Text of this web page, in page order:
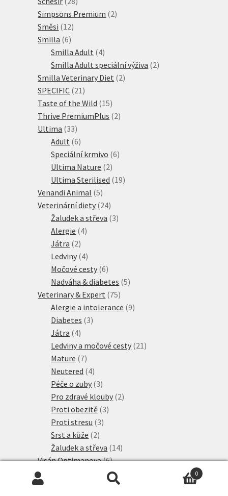
produktů
Simpsons Premium 22
Směsi 1212
Smilla 66
produktů
Smilla Adult 44
produkty
Smilla Adult speciální výživa 22
Smilla Veterinary Diet 22
SPECIFIC 21 21
produktů
Taste of the Wild 1515
produktů
Thrive PremiumPlus 22
Ultima 3333
produktů
Adult 66
produktů
Speciální krmivo 66
Ultima Nature 22
produkty
Ultima Sterilised 1919
Venandi Animal 55
produktů
Veterinární diety 2424
produktů
Žaludek a střeva 33
Alergie 44
Játra 22
produkty
Ledviny 44
produkty
Močové cesty 66
produktů
Nadváha & diabetes 55
Veterinary & Expert 7575
produktů
Alergie a intolerance 99
Diabetes 33
Játra 44
produkty
Ledviny a močové cesty 21 21
Mature 77
produktů
Neutered 44
produkty
Péče o zuby 33
produkty
Pro zdravé klouby 22
Proti obezitě 33
Proti stresu 33
Srst a kůže 22
produkty
Žaludek a střeva 1414
produktů
Visán Optimanova 66
produktů
Whiskas Granule 2020
produktů
0